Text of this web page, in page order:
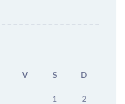
V S D
1 2